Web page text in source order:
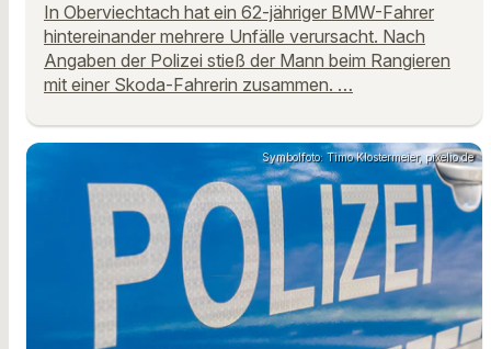
In Oberviechtach hat ein 62-jähriger BMW-Fahrer
hintereinander mehrere Unfälle verursacht. Nach
Angaben der Polizei stieß der Mann beim Rangieren
mit einer Skoda-Fahrerin zusammen. …
Symbolfoto: Timo Klostermeier, pixelio.de